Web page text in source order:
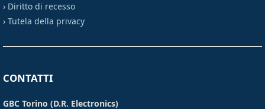
› Diritto di recesso
› Tutela della privacy
CONTATTI
GBC Torino (D.R. Electronics)